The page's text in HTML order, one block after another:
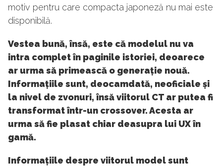
motiv pentru care compacta japoneză nu mai este
disponibilă.
Vestea bună, însă, este că modelul nu va
intra complet în paginile istoriei, deoarece
ar urma să primească o generație nouă.
Informațiile sunt, deocamdată, neoficiale și
la nivel de zvonuri, însă viitorul CT ar putea fi
transformat într-un crossover. Acesta ar
urma să fie plasat chiar deasupra lui UX în
gamă.
Informațiile despre viitorul model sunt